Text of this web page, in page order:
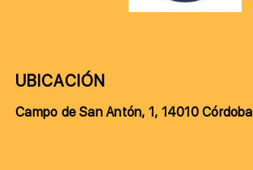
UBICACIÓN
Campo de San Antón, 1, 14010 Córdoba